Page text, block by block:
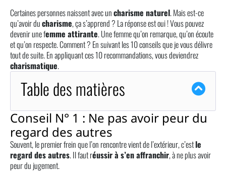
Certaines personnes naissent avec uncharisme naturel. Mais est-ce
qu’avoir ducharisme, ça s’apprend ? La réponse est oui ! Vous pouvez
devenir une femme attirante. Une femme qu’on remarque, qu’on écoute
et qu’on respecte. Comment ? En suivant les 10 conseils que je vous délivre
tout de suite. En appliquant ces 10 recommandations, vous deviendrez
charismatique.
Table des matières
Conseil N° 1 : Ne pas avoir peur du
regard des autres
Souvent, le premier frein que l’on rencontre vient de l’extérieur, c’estle
regard des autres. Il faut réussir à s’en affranchir, à ne plus avoir
peur du jugement.